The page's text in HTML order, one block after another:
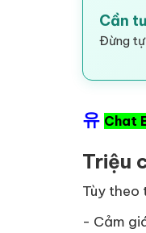
Cần
Đừng tự
유 Chat
Triệu
Tùy theo
- Cảm